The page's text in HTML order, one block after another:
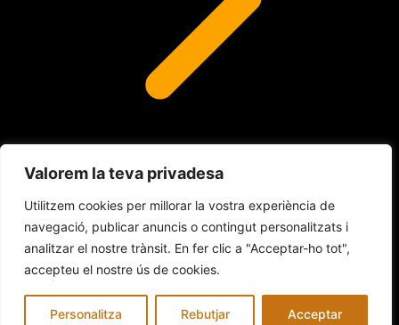
Valorem la teva privadesa
Utilitzem cookies per millorar la vostra experiència de
navegació, publicar anuncis o contingut personalitzats i
analitzar el nostre trànsit. En fer clic a "Acceptar-ho tot",
accepteu el nostre ús de cookies.
Personalitza Rebutjar Acceptar
Lents de contacte
© 2026 INDALO ÓPTICA